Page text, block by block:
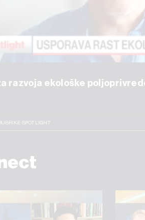
razvoja ekološke
SPOTLIGHT